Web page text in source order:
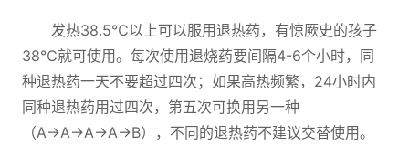
发热38.5℃以上可以服用退热药，有惊厥史的孩子
38℃就可使用。每次使用退烧药要间隔4-6个小时，同
种退热药一天不要超过四次；如果高热频繁，24小时内
同种退热药用过四次，第五次可换用另一种
（A→A→A→A→B），不同的退热药不建议交替使用。